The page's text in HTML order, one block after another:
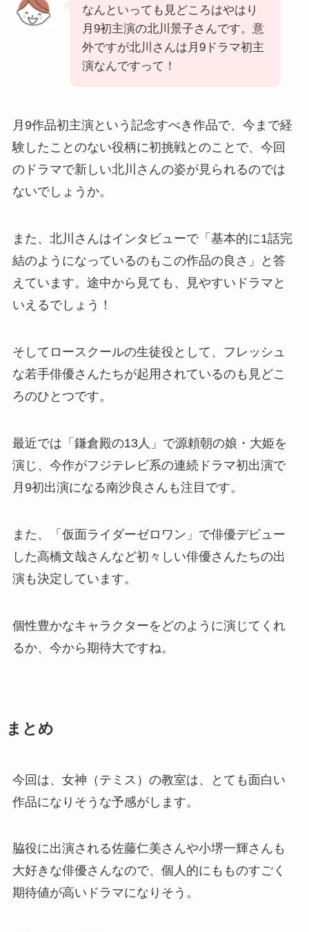
なんといっても見どころはやはり
月9初主演の北川景子さんです。 意
外ですが北川さんは月9ドラマ初主
演なんですって！
月9作品初主演という記念すべき作品で、 今まで経
験したことのない役柄に初挑戦とのことで、 今回
のドラマで新しい北川さんの姿が見られるのでは
ないでしょうか。
また、北川さんはインタビューで「基本的に1話完
結のようになっているのもこの作品の良さ」と答
えています。 途中から見ても、見やすいドラマと
いえるでしょう！
そしてロースクールの生徒役として、
フレッシュ
な若手俳優さんたちが起用されているのも見どこ
ろのひとつです。
最近では「鎌倉殿の13人」で源頼朝の娘・大姫を
演じ、 今作がフジテレビ系の連続ドラマ初出演で
月9初出演になる南沙良さんも注目です。
また、「仮面ライダーゼロワン」で俳優デビュー
した高橋文哉さんなど初々しい俳優さんたちの出
演も決定しています。
個性豊かなキャラクターをどのように演じてくれ
るか、今から期待大ですね。
まとめ
今回は、女神（テミス）の教室は、
とても面白い
作品になりそうな予感がします。
脇役に出演される佐藤仁美さんや小堺一輝さんも
大好きな俳優さんなので、 個人的にもものすごく
期待値が高いドラマになりそう。